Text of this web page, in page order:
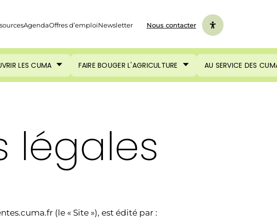
AgendaOffres d’emploiNewsletter Nous contacter
LES CUMA FAIRE BOUGER L'AGRICULTURE AU SERVICE DES
légales
(le « Site »), est édité par :